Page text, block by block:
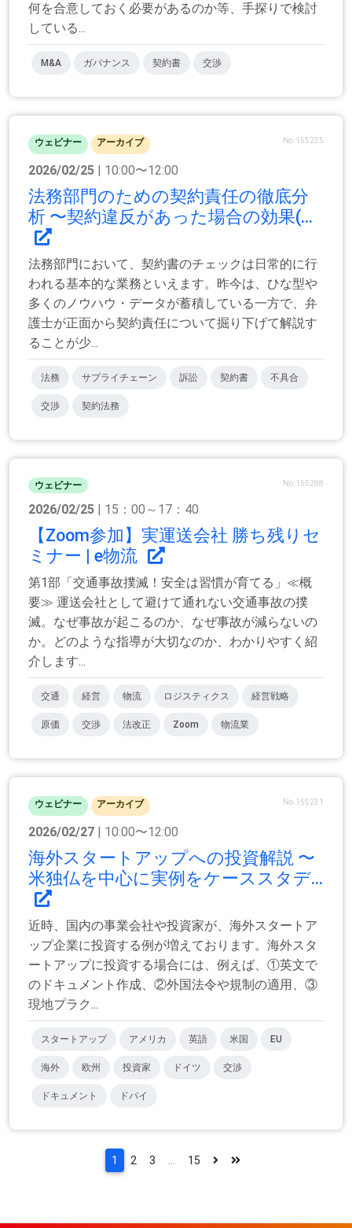
何を合意しておく必要があるのか等、手探りで検討
している...
M&A ガバナンス 契約書 交渉
ウェビナー アーカイブ No.155235
2026/02/25 | 10:00〜12:00
法務部門のための契約責任の徹底分
析 〜契約違反があった場合の効果(...
法務部門において、契約書のチェックは日常的に行
われる基本的な業務といえます。昨今は、ひな型や
多くのノウハウ・データが蓄積している一方で、弁
護士が正面から契約責任について掘り下げて解説す
ることが少...
法務 サプライチェーン 訴訟 契約書 不具合
交渉 契約法務
ウェビナー No.155288
2026/02/25 | 15：00～17：40
【Zoom参加】実運送会社 勝ち残りセ
ミナー | e物流
第1部「交通事故撲滅！安全は習慣が育てる」≪概
要≫ 運送会社として避けて通れない交通事故の撲
滅。なぜ事故が起こるのか、なぜ事故が減らないの
か。どのような指導が大切なのか、わかりやすく紹
介します...
交通 経営 物流 ロジスティクス 経営戦略
原価 交渉 法改正 Zoom 物流業
ウェビナー アーカイブ No.155231
2026/02/27 | 10:00〜12:00
海外スタートアップへの投資解説 〜
米独仏を中心に実例をケーススタデ...
近時、国内の事業会社や投資家が、海外スタートア
ップ企業に投資する例が増えております。海外スタ
ートアップに投資する場合には、例えば、①英文で
のドキュメント作成、②外国法令や規制の適用、③
現地プラク...
スタートアップ アメリカ 英語 米国 EU
海外 欧州 投資家 ドイツ 交渉
ドキュメント ドバイ
1 2 3 ... 15